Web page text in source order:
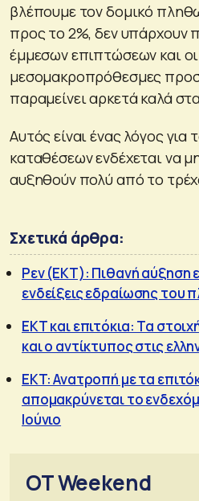
βλέπουμε τον δομικό
προς το 2%, δεν υπάρχουν
έμμεσων επιπτώσεων και οι
μεσομακροπρόθεσμες
παραμείνει αρκετά καλά
Αυτός είναι ένας λόγος για
καταθέσεων ενδέχεται να
αυξηθούν πολύ από το
Σχετικά άρθρα:
Ρεν (ΕΚΤ): Πιθανή αύξηση
ενδείξεις εδραίωσης του
ΕΚΤ και επιτόκια: Τα
και ο αντίκτυπος στις
EKT: Ανατροπή με τα
απομακρύνεται το
Ιούνιο
OT Weekend